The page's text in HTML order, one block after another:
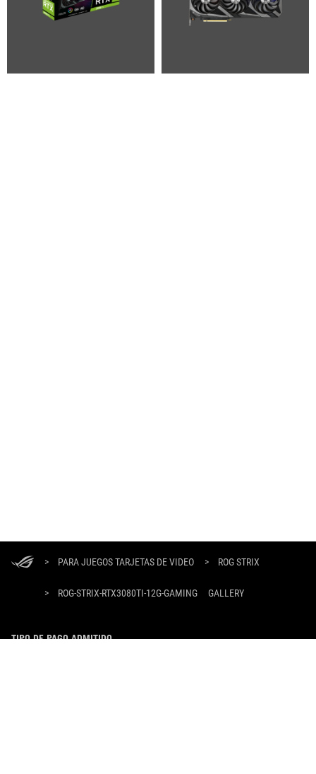
Footer
> PARA JUEGOS TARJETAS DE VIDEO > ROG STRIX
> ROG-STRIX-RTX3080TI-12G-GAMING GALLERY
TIPO DE PAGO ADMITIDO